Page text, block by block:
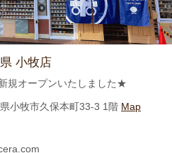
ンスとりんごのマグカップ新入
松助窯 お野菜たっぷり担麺 タン
小牧店
規オープンいたしました★
小牧市久保本町33-3 1階 Map